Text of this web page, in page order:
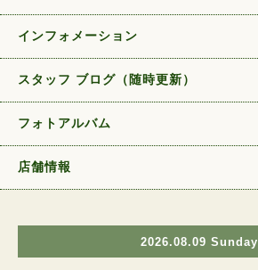
インフォメーション
スタッフ ブログ（随時更新）
フォトアルバム
店舗情報
2026.08.09 Sunday